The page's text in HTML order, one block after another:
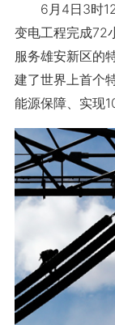
6月4日3时12
变电工程完成72
服务雄安新区的
建了世界上首个
能源保障、实现